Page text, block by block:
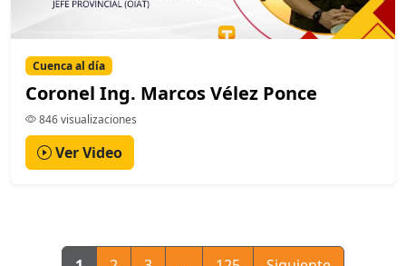
Cuenca al día
Coronel Ing. Marcos Vélez Ponce
846 visualizaciones
Ver Video